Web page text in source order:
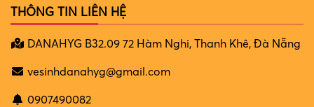
THÔNG TIN LIÊN HỆ
DANAHYG B32.09 72 Hàm Nghi, Thanh Khê, Đà Nẵng
vesinhdanahyg@gmail.com
0907490082